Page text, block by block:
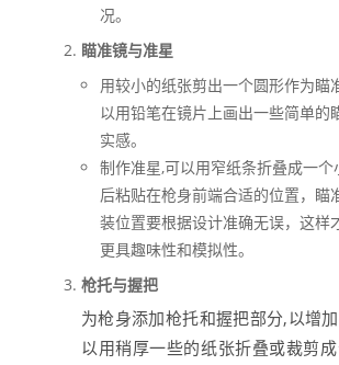
况。
瞄准镜与准星
用较小的纸张剪出一个圆形作为瞄
以用铅笔在镜片上画出一些简单的
实感。
制作准星,可以用窄纸条折叠成一个
后粘贴在枪身前端合适的位置，瞄
装位置要根据设计准确无误，这样
更具趣味性和模拟性。
枪托与握把
为枪身添加枪托和握把部分,以增
以用稍厚一些的纸张折叠或裁剪